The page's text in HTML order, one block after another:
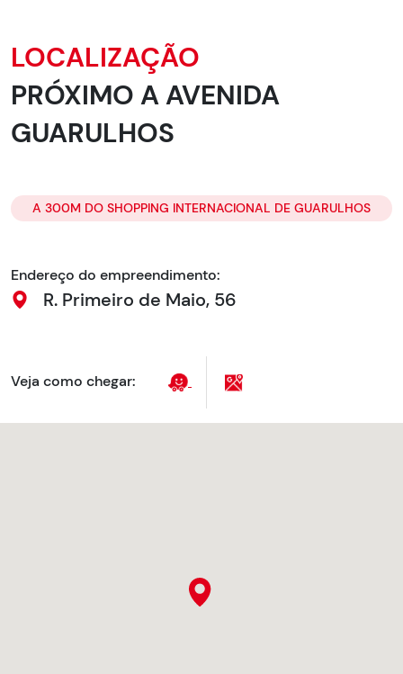
LOCALIZAÇÃO
PRÓXIMO A AVENIDA
GUARULHOS
A 300M DO SHOPPING INTERNACIONAL DE GUARULHOS
Endereço do empreendimento:
R. Primeiro de Maio, 56
Veja como chegar: